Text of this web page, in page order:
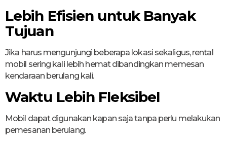
Lebih Efisien untuk Banyak
Tujuan
Jika harus mengunjungi beberapa lokasi sekaligus, rental
mobil sering kali lebih hemat dibandingkan memesan
kendaraan berulang kali.
Waktu Lebih Fleksibel
Mobil dapat digunakan kapan saja tanpa perlu melakukan
pemesanan berulang.